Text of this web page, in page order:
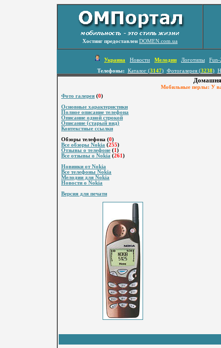
Хостинг предоставлен DOMEN.com.ua
Украина Новости Мелодии Логотипы
Fun-
Телефоны:
Каталог (3147) Фотогалерея (3238)
Мобильные перлы: У
Фото галерея (0)
Основные характеристики
Полное описание телефона
Описание одной строкой
Описание (старый вид)
Контекстные ссылки
Обзоры телефона (0)
Все обзоры Nokia (255)
Отзывы о телефоне (1 )
Все отзывы о Nokia (261 )
Новинки от Nokia
Все телефоны Nokia
Мелодии для Nokia
Новости о Nokia
Версия для печати